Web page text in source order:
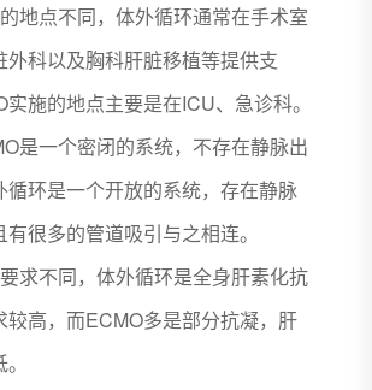
点不同，体外循环通常在手术室
外科以及胸科肝脏移植等提供支
施的地点主要是在ICU、急诊科。
一个密闭的系统，不存在静脉出
循环是一个开放的系统，存在静脉
很多的管道吸引与之相连。
不同，体外循环是全身肝素化抗
较高，而ECMO多是部分抗凝，肝